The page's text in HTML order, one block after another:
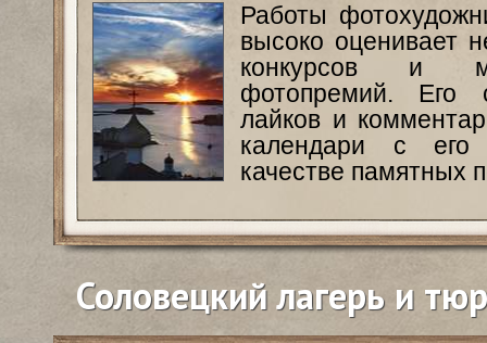
Работы
высоко оценивает
конкурсов и
фотопремий. Его
лайков и
календари с
качестве памятных
Соловецкий лагерь и